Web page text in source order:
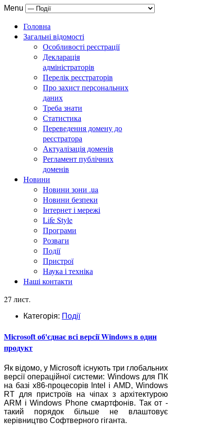
Menu
Головна
Загальні відомості
Особливості реєстрації
Декларація
адміністраторів
Перелік реєстраторів
Про захист персональних
даних
Треба знати
Статистика
Переведення домену до
реєстратора
Актуалізація доменів
Регламент публічних
доменів
Новини
Новини зони .ua
Новини безпеки
Інтернет і мережі
Life Style
Програми
Розваги
Події
Пристрої
Наука і техніка
Наші контакти
27 лист.
Категорія: Події
Microsoft об'єднає всі версії Windows в один
продукт
Як відомо, у Microsoft існують три глобальних
версії операційної системи: Windows для ПК
на базі x86-процесорів Intel і AMD, Windows
RT для пристроїв на чіпах з архітектурою
ARM і Windows Phone смартфонів. Так от -
такий порядок більше не влаштовує
керівництво Софтверного гіганта.